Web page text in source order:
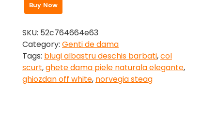
Buy Now
SKU: 52c764664e63
Category: Genti de dama
Tags: blugi albastru deschis barbati,col
scurt,ghete dama piele naturala elegante,
ghiozdan off white, norvegia steag